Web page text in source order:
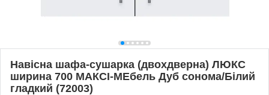
Навісна шафа-сушарка (двохдверна) ЛЮКС
ширина 700 МАКСІ-МЕбель Дуб сонома/Білий
гладкий (72003)